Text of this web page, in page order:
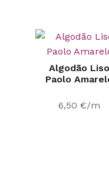
Algodão Liso
Paolo
6,50 €/m